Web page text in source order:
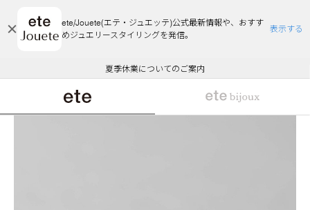
ete/Jouete(エテ・ジュエッテ)公式最新情報や、おすす
めジュエリースタイリングを発信。
表示する
エコラッピング及びエコポイント付与のご案内
ご注文いただいたお品物のお届け状況について
夏季休業についてのご案内
WEB Limited Items >>
採用のご案内
悪質な偽サイトにご注意ください
エコラッピング及びエコポイント付与のご案内
ご注文いただいたお品物のお届け状況について